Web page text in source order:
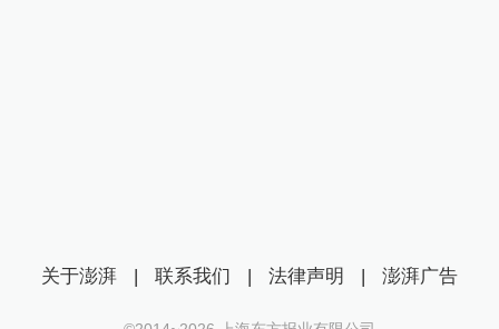
关于澎湃 | 联系我们 | 法律声明 | 澎湃广告